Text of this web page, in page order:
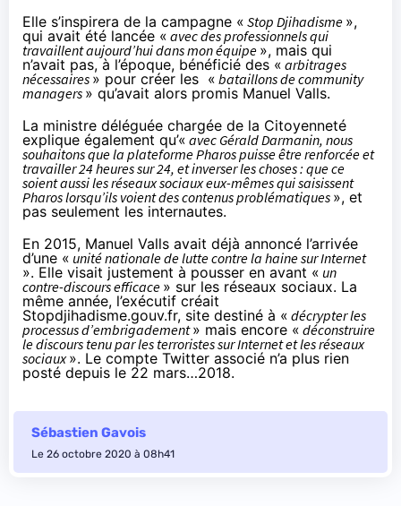
Elle s’inspirera de la campagne « Stop Djihadisme »,
qui avait été lancée « avec des professionnels qui
travaillent aujourd’hui dans mon équipe », mais qui
n’avait pas, à l’époque, bénéficié des « arbitrages
nécessaires » pour créer les « bataillons de community
managers » qu’avait alors promis Manuel Valls.
La ministre déléguée chargée de la Citoyenneté
explique également qu’« avec Gérald Darmanin, nous
souhaitons que la plateforme Pharos puisse être renforcée et
travailler 24 heures sur 24, et inverser les choses : que ce
soient aussi les réseaux sociaux eux-mêmes qui saisissent
Pharos lorsqu’ils voient des contenus problématiques », et
pas seulement les internautes.
En 2015, Manuel Valls avait déjà annoncé l’arrivée
d’une « unité nationale de lutte contre la haine sur Internet
». Elle visait justement à pousser en avant « un
contre-discours efficace » sur les réseaux sociaux. La
même année, l’exécutif créait
Stopdjihadisme.gouv.fr, site destiné à « décrypter les
processus d’embrigadement» mais encore « déconstruire
le discours tenu par les terroristes sur Internet et les réseaux
sociaux». Le compte Twitter associé n’a plus rien
posté depuis le 22 mars…2018.
Sébastien Gavois
Le 26 octobre 2020 à 08h41